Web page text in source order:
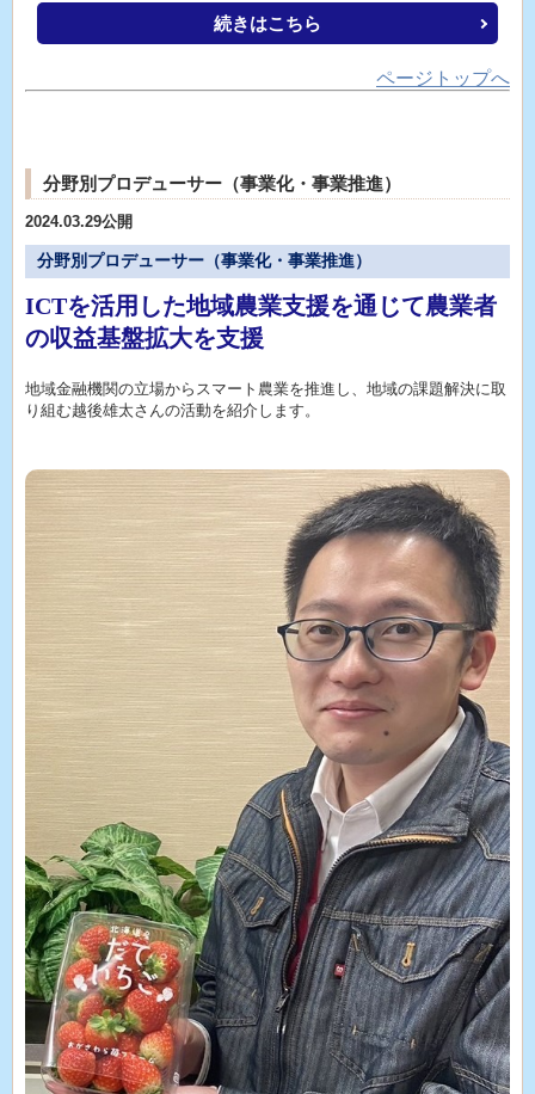
続きはこちら
ページトップへ
分野別プロデューサー（事業化・事業推進）
2024.03.29公開
分野別プロデューサー（事業化・事業推進）
ICTを活用した地域農業支援を通じて農業者
の収益基盤拡大を支援
地域金融機関の立場からスマート農業を推進し、地域の課題解決に取
り組む越後雄太さんの活動を紹介します。